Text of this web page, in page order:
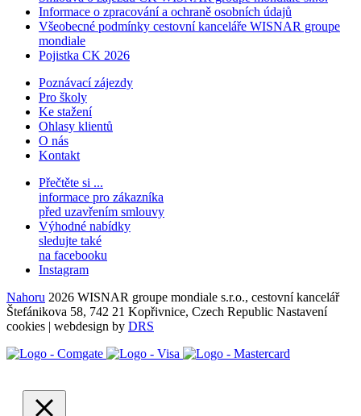
Informace o zpracování a ochraně osobních údajů
Všeobecné podmínky cestovní kanceláře WISNAR groupe
mondiale
Pojistka CK 2026
Poznávací zájezdy
Pro školy
Ke stažení
Ohlasy klientů
O nás
Kontakt
Přečtěte si ...
informace pro zákazníka
před uzavřením smlouvy
Výhodné nabídky
sledujte také
na facebooku
Instagram
Nahoru 2026 WISNAR groupe mondiale s.r.o., cestovní kancelář
Štefánikova 58, 742 21 Kopřivnice, Czech Republic Nastavení
cookies | webdesign by DRS